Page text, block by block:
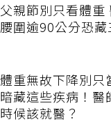
父親節別只看體重
腰圍逾90公分恐
體重無故下降別只
暗藏這些疾病！醫
時候該就醫？